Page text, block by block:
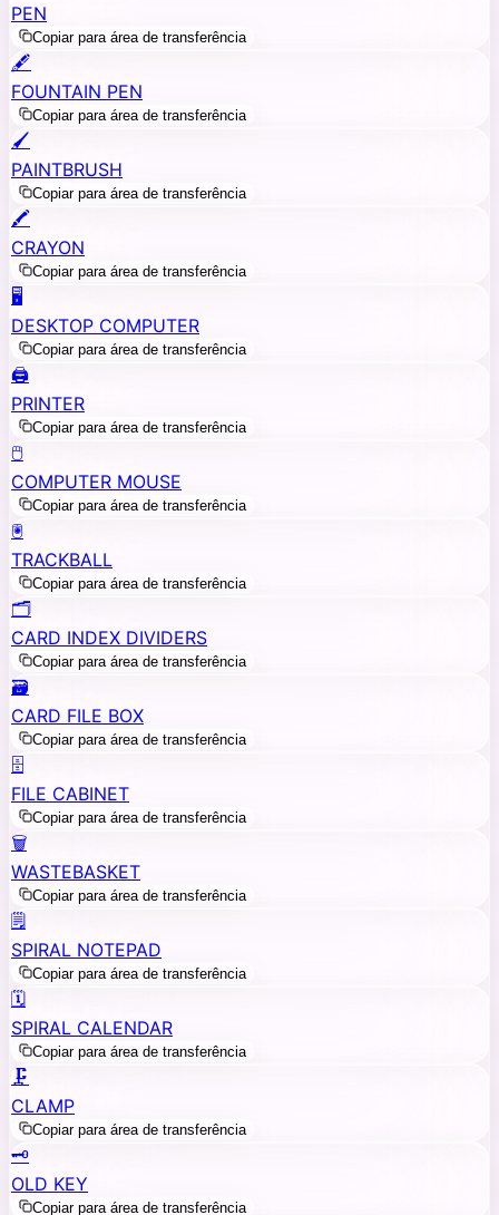
PEN
Copiar para área de transferência
🖋️
FOUNTAIN PEN
Copiar para área de transferência
🖌️
PAINTBRUSH
Copiar para área de transferência
🖍️
CRAYON
Copiar para área de transferência
🖥️
DESKTOP COMPUTER
Copiar para área de transferência
🖨️
PRINTER
Copiar para área de transferência
🖱️
COMPUTER MOUSE
Copiar para área de transferência
🖲️
TRACKBALL
Copiar para área de transferência
🗂️
CARD INDEX DIVIDERS
Copiar para área de transferência
🗃️
CARD FILE BOX
Copiar para área de transferência
🗄️
FILE CABINET
Copiar para área de transferência
🗑️
WASTEBASKET
Copiar para área de transferência
🗒️
SPIRAL NOTEPAD
Copiar para área de transferência
🗓️
SPIRAL CALENDAR
Copiar para área de transferência
🗜️
CLAMP
Copiar para área de transferência
🗝️
OLD KEY
Copiar para área de transferência